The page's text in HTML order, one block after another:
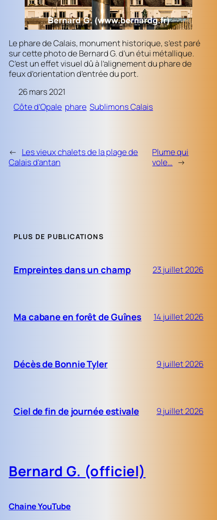
Le phare de Calais, monument historique, s’est paré
sur cette photo de Bernard G. d’un étui métallique.
C’est un effet visuel dû à l’alignement du phare de
feux d’orientation d’entrée du port.
26 mars 2021
Côte d’Opale phare Sublimons Calais
← Les vieux chalets de la plage de
Calais d’antan
Plume qui
vole… →
PLUS DE PUBLICATIONS
Empreintes dans un champ 23 juillet 2026
Ma cabane en forêt de Guînes 14 juillet 2026
Décès de Bonnie Tyler 9 juillet 2026
Ciel de fin de journée estivale 9 juillet 2026
Bernard G. (officiel)
Chaine YouTube